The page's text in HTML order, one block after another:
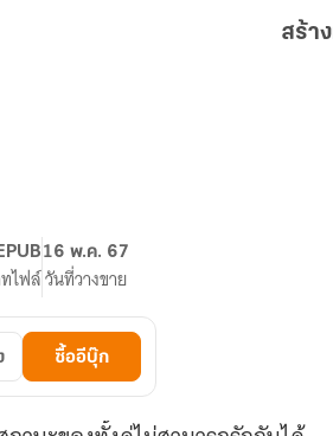
สร้า
ไฟล์
16 พ.ค. 67
วันที่วางขาย
ซื้ออีบุ๊ก